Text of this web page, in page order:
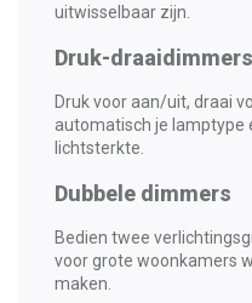
uitwisselbaar zijn.
Druk-draaidimmers
Druk voor aan/uit, draai
automatisch je lamptype
lichtsterkte.
Dubbele dimmers
Bedien twee
voor grote woonkamers
maken.